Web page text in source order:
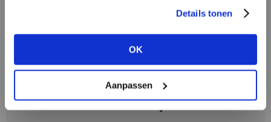
Details tonen
OK
Aanpassen
NOG GEEN ACCOUNT?
Second female